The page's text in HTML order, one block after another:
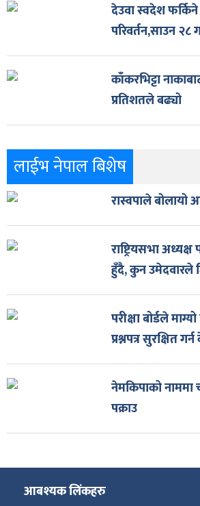
देउवा स्वदेश
परिवर्तन,साउन
काँकरभिट्टा
प्रतिशतले बढ्यो
लाईभ नेपाल बिशेष
रास्वपाले
राष्ट्रियसभा
हुँदै, कुन उमेदवारले
परीक्षा बोर्डले
प्रश्नपत्र सुरक्षित
नेमकिपाको
पक्राउ
आबश्यक लिंकहरु